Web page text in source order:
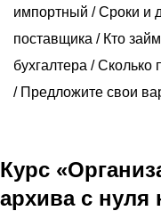
Блог
импортный / Сроки и
поставщика / Кто
бухгалтера / Сколько
/ Предложите свои
Курс
архива с нуля